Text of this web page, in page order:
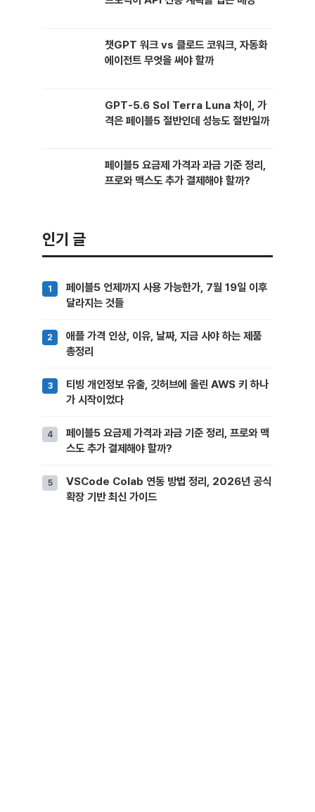
챗GPT 워크 vs 클로드 코워크, 자동화
에이전트 무엇을 써야 할까
GPT-5.6 Sol Terra Luna 차이, 가
격은 페이블5 절반인데 성능도 절반일까
페이블5 요금제 가격과 과금 기준 정리,
프로와 맥스도 추가 결제해야 할까?
인기 글
페이블5 언제까지 사용 가능한가, 7월 19일 이후
달라지는 것들
애플 가격 인상, 이유, 날짜, 지금 사야 하는 제품
총정리
티빙 개인정보 유출, 깃허브에 올린 AWS 키 하나
가 시작이었다
페이블5 요금제 가격과 과금 기준 정리, 프로와 맥
스도 추가 결제해야 할까?
VSCode Colab 연동 방법 정리, 2026년 공식
확장 기반 최신 가이드